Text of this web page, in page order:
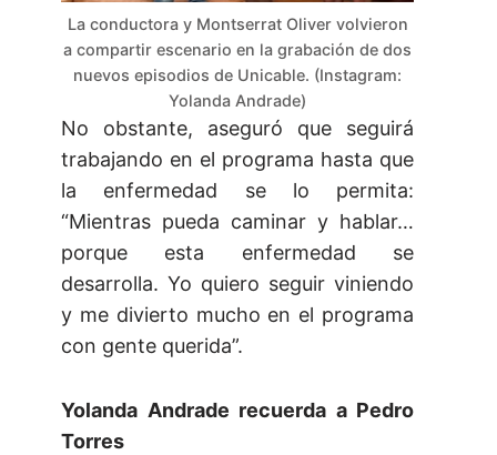
La conductora y Montserrat Oliver volvieron
a compartir escenario en la grabación de dos
nuevos episodios de Unicable. (Instagram:
Yolanda Andrade)
No obstante, aseguró que seguirá
trabajando en el programa hasta que
la enfermedad se lo permita:
“Mientras pueda caminar y hablar…
porque esta enfermedad se
desarrolla. Yo quiero seguir viniendo
y me divierto mucho en el programa
con gente querida”.
Yolanda Andrade recuerda a Pedro
Torres